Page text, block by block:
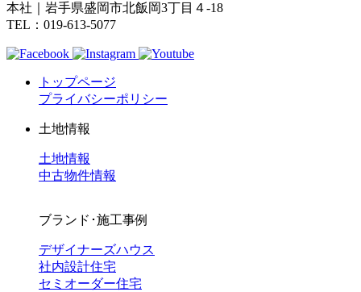
本社｜岩手県盛岡市北飯岡3丁目４-18
TEL：019-613-5077
トップページ
プライバシーポリシー
土地情報
土地情報
中古物件情報
ブランド･施工事例
デザイナーズハウス
社内設計住宅
セミオーダー住宅